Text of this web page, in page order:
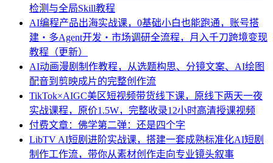
检测与全局Skill教程
AI编程产品出海实战课，0基础小白也能跑通，账号搭
建・多Agent开发・市场调研全流程，月入千刀跨境变现
教程（更新）
AI动画漫剧制作教程，从选题构思、分镜文案、AI绘图
配音到剪映成片的完整创作流
TikTok×AIGC美区短视频带货线下课，原线下两天一夜
实战课程，原价1.5W，完整收录12小时高清授课视频
付费文章：佛学第二弹：还是四个字
LibTV AI短剧进阶实战课，搭建一套成熟标准化AI短剧
制作工作流，带你从素材创作走向专业镜头叙事